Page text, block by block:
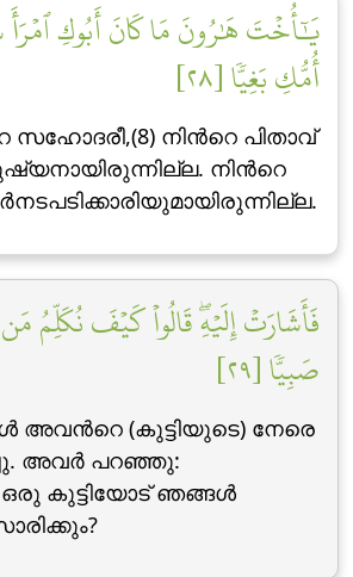
يَٰٓأُخۡتَ هَٰرُونَ مَا كَانَ أَبُوكِ ٱمۡرَأَ
أُمُّكِ بَغِيّٗا [٢٨]
നിന്‍റെ പിതാവ്
നിന്‍റെ
فَأَشَارَتۡ إِلَيۡهِۖ قَالُواْ كَيۡفَ نُكَلِّمُ
صَبِيّٗا [٢٩]
(കുട്ടിയുടെ) നേരെ
അവര്‍ പറഞ്ഞു:
ഒരു കുട്ടിയോട് ഞങ്ങള്‍